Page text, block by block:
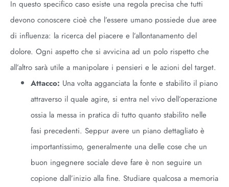
In questo specifico caso esiste una regola precisa che tutti
devono conoscere cioè che l’essere umano possiede due aree
di influenza: la ricerca del piacere e l’allontanamento del
dolore. Ogni aspetto che si avvicina ad un polo rispetto che
all’altro sarà utile a manipolare i pensieri e le azioni del target.
Attacco: Una volta agganciata la fonte e stabilito il piano
attraverso il quale agire, si entra nel vivo dell’operazione
ossia la messa in pratica di tutto quanto stabilito nelle
fasi precedenti. Seppur avere un piano dettagliato è
importantissimo, generalmente una delle cose che un
buon ingegnere sociale deve fare è non seguire un
copione dall’inizio alla fine. Studiare qualcosa a memoria